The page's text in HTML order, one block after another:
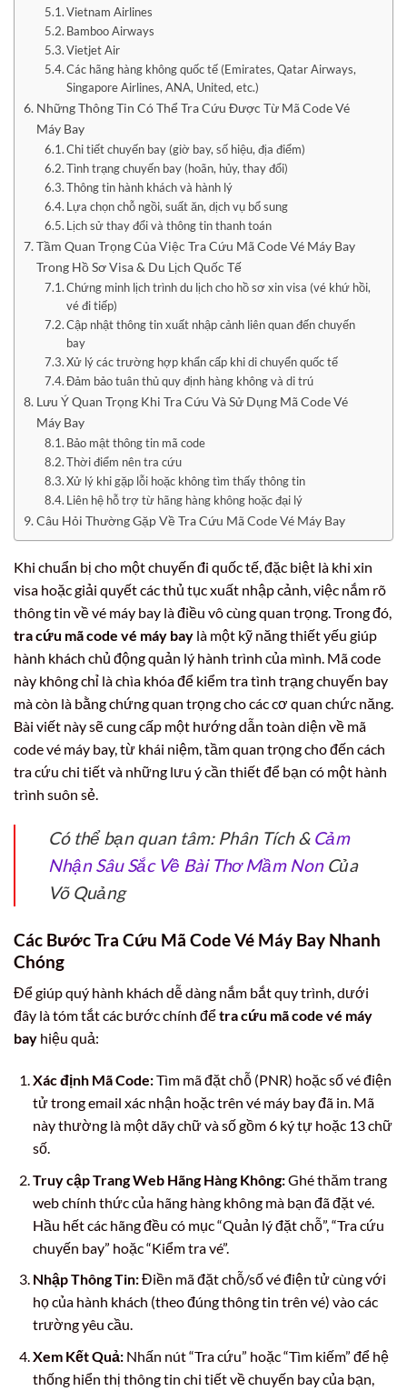
Vietnam Airlines
Bamboo Airways
Vietjet Air
Các hãng hàng không quốc tế (Emirates, Qatar Airways,
Singapore Airlines, ANA, United, etc.)
Những Thông Tin Có Thể Tra Cứu Được Từ Mã Code Vé
Máy Bay
Chi tiết chuyến bay (giờ bay, số hiệu, địa điểm)
Tình trạng chuyến bay (hoãn, hủy, thay đổi)
Thông tin hành khách và hành lý
Lựa chọn chỗ ngồi, suất ăn, dịch vụ bổ sung
Lịch sử thay đổi và thông tin thanh toán
Tầm Quan Trọng Của Việc Tra Cứu Mã Code Vé Máy Bay
Trong Hồ Sơ Visa & Du Lịch Quốc Tế
Chứng minh lịch trình du lịch cho hồ sơ xin visa (vé khứ hồi,
vé đi tiếp)
Cập nhật thông tin xuất nhập cảnh liên quan đến chuyến
bay
Xử lý các trường hợp khẩn cấp khi di chuyển quốc tế
Đảm bảo tuân thủ quy định hàng không và di trú
Lưu Ý Quan Trọng Khi Tra Cứu Và Sử Dụng Mã Code Vé
Máy Bay
Bảo mật thông tin mã code
Thời điểm nên tra cứu
Xử lý khi gặp lỗi hoặc không tìm thấy thông tin
Liên hệ hỗ trợ từ hãng hàng không hoặc đại lý
Câu Hỏi Thường Gặp Về Tra Cứu Mã Code Vé Máy Bay
Khi chuẩn bị cho một chuyến đi quốc tế, đặc biệt là khi xin
visa hoặc giải quyết các thủ tục xuất nhập cảnh, việc nắm rõ
thông tin về vé máy bay là điều vô cùng quan trọng. Trong đó,
tra cứu mã code vé máy bay là một kỹ năng thiết yếu giúp
hành khách chủ động quản lý hành trình của mình. Mã code
này không chỉ là chìa khóa để kiểm tra tình trạng chuyến bay
mà còn là bằng chứng quan trọng cho các cơ quan chức năng.
Bài viết này sẽ cung cấp một hướng dẫn toàn diện về mã
code vé máy bay, từ khái niệm, tầm quan trọng cho đến cách
tra cứu chi tiết và những lưu ý cần thiết để bạn có một hành
trình suôn sẻ.
Có thể bạn quan tâm: Phân Tích & Cảm
Nhận Sâu Sắc Về Bài Thơ Mầm NonCủa
Võ Quảng
Các Bước Tra Cứu Mã Code Vé Máy Bay Nhanh
Chóng
Để giúp quý hành khách dễ dàng nắm bắt quy trình, dưới
đây là tóm tắt các bước chính đểtra cứu mã code vé máy
bay hiệu quả:
Xác định Mã Code:Tìm mã đặt chỗ (PNR) hoặc số vé điện
tử trong email xác nhận hoặc trên vé máy bay đã in. Mã
này thường là một dãy chữ và số gồm 6 ký tự hoặc 13 chữ
số.
Truy cập Trang Web Hãng Hàng Không:Ghé thăm trang
web chính thức của hãng hàng không mà bạn đã đặt vé.
Hầu hết các hãng đều có mục “Quản lý đặt chỗ”, “Tra cứu
chuyến bay” hoặc “Kiểm tra vé”.
Nhập Thông Tin:Điền mã đặt chỗ/số vé điện tử cùng với
họ của hành khách (theo đúng thông tin trên vé) vào các
trường yêu cầu.
Xem Kết Quả:Nhấn nút “Tra cứu” hoặc “Tìm kiếm” để hệ
thống hiển thị thông tin chi tiết về chuyến bay của bạn,